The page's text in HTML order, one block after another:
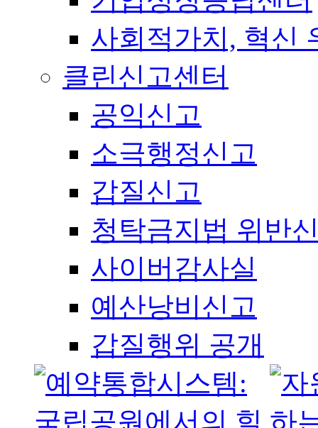
사회적가치, 혁신
클린신고센터
공익신고
소극행정신고
갑질신고
청탁금지법 위반
사이버감사실
예산낭비신고
갑질행위 공개